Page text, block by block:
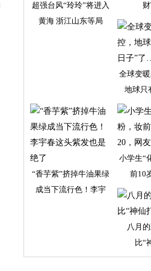
超强台风“玲玲”将进入
黄海 浙江山东等局
全球变
地球只
“香芋紫”挤掉牛油果绿
成当下流行色！李宇
小学生“
前10
八月
比“